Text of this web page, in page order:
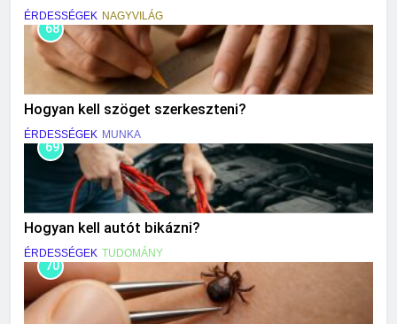
ÉRDESSÉGEK NAGYVILÁG
68
Hogyan kell szöget szerkeszteni?
ÉRDESSÉGEK MUNKA
69
Hogyan kell autót bikázni?
ÉRDESSÉGEK TUDOMÁNY
70